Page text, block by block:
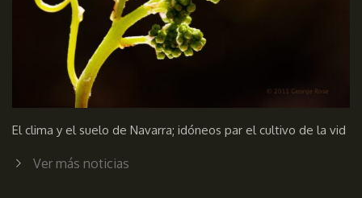
El clima y el suelo de Navarra; idóneos par el cultivo de la vid
Ver más noticias